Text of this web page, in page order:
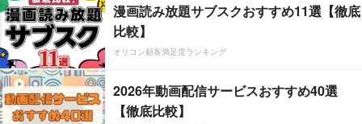
漫画読み放題サブスクおすすめ11選【徹底
比較】
オリコン顧客満足度ランキング
2026年動画配信サービスおすすめ40選
【徹底比較】